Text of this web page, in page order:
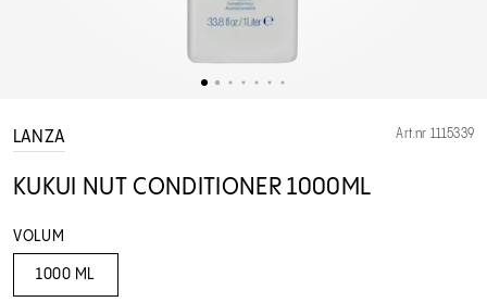
LANZA Art.nr 1115339
KUKUI NUT CONDITIONER 1000ML
VOLUM
1000 ML